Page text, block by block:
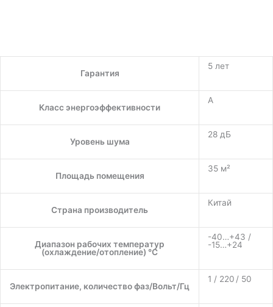
Гарантия
5 лет
Класс энергоэффективности
A
Уровень шума
28 дБ
Площадь помещения
35 м²
Страна производитель
Китай
Диапазон рабочих температур
(охлаждение/отопление) °C
-40…+43 /
-15…+24
Электропитание, количество фаз/Вольт/Гц
1 / 220 / 50